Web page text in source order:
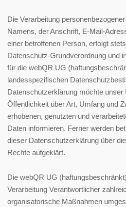
Die Verarbeitung
Namens, der Anschrift, E-Mail-
einer betroffenen Person, erfolgt
Datenschutz-Grundverordnung und
für die webQR UG
landesspezifischen
Datenschutzerklärung möchte unser
Öffentlichkeit über Art, Umfang und
erhobenen, genutzten und
Daten informieren. Ferner werden
dieser Datenschutzerklärung über
Rechte aufgeklärt.
Die webQR UG
Verarbeitung Verantwortlicher
organisatorische Maßnahmen